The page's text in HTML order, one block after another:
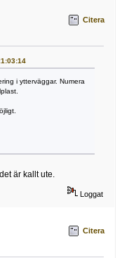
Citera
i ytterväggar. Numera
är kallt ute.
Loggat
Citera